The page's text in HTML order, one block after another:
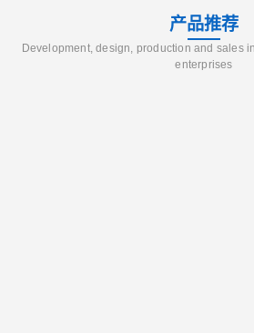
产品推荐
Development, design, production and sales
enterprises